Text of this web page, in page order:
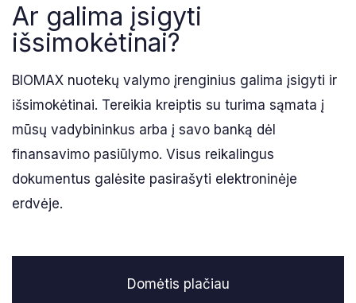
Ar galima įsigyti
išsimokėtinai?
BIOMAX nuotekų valymo įrenginius galima įsigyti ir
išsimokėtinai. Tereikia kreiptis su turima sąmata į
mūsų vadybininkus arba į savo banką dėl
finansavimo pasiūlymo. Visus reikalingus
dokumentus galėsite pasirašyti elektroninėje
erdvėje.
Domėtis plačiau